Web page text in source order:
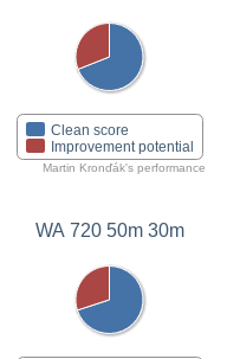
Clean score
Improvement potential
Martin Kronďák's performance
WA 720 50m 30m